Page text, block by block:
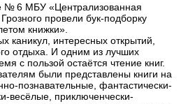
№ 6 МБУ «Централизованная
провели бук-подборку
книжки».
каникул, интересных открытий,
отдыха. И одним из лучших
с пользой остаётся чтение книг.
были представлены книги на
познавательные, фантастически-
весёлые, приключенчески-